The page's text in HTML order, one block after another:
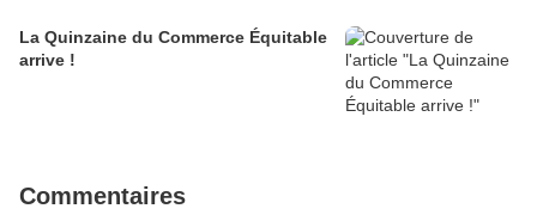
La Quinzaine du Commerce Équitable
arrive !
Commentaires